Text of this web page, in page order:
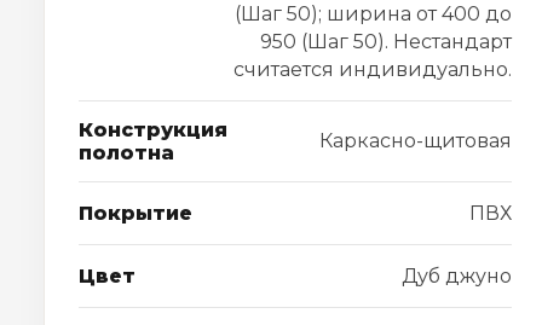
(Шаг 50); ширина от 400 до
950 (Шаг 50). Нестандарт
считается индивидуально.
Конструкция
полотна
Каркасно-щитовая
Покрытие ПВХ
Цвет Дуб джуно